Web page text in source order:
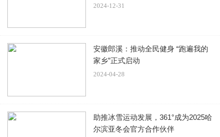
2024-12-31
安徽郎溪：推动全民健身 “跑遍我的
家乡”正式启动
2024-04-28
助推冰雪运动发展，361°成为2025哈
尔滨亚冬会官方合作伙伴